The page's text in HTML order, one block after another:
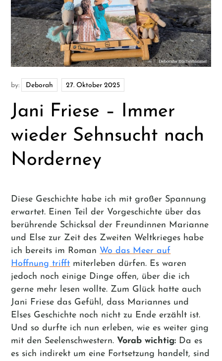
by: Deborah
Jani Friese – Immer
wieder Sehnsucht nach
Norderney
Diese Geschichte habe ich mit großer Spannung
erwartet. Einen Teil der Vorgeschichte über das
berührende Schicksal der Freundinnen Marianne
und Else zur Zeit des Zweiten Weltkrieges habe
ich bereits im Roman Wo das Meer auf
Hoffnung trifft miterleben dürfen. Es waren
jedoch noch einige Dinge offen, über die ich
gerne mehr lesen wollte. Zum Glück hatte auch
Jani Friese das Gefühl, dass Mariannes und
Elses Geschichte noch nicht zu Ende erzählt ist.
Und so durfte ich nun erleben, wie es weiter ging
mit den Seelenschwestern. Vorab wichtig: Da es
es sich indirekt um eine Fortsetzung handelt, sind